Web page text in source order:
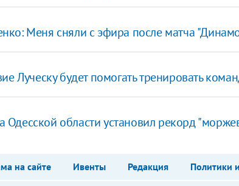
Меня сняли с эфира после матча
Луческу будет помогать тренировать
Одесской области установил рекорд
на сайте Ивенты Редакция Политики